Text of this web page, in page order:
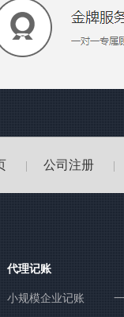
公司注册
代理记账
小规模企业记账